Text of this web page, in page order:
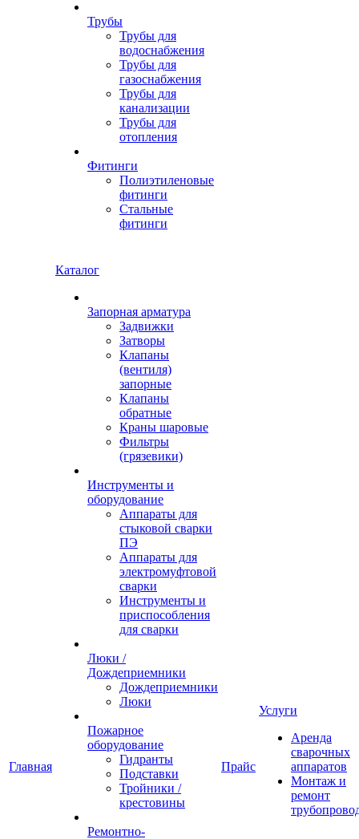
Трубы
Трубы для
водоснабжения
Трубы для
газоснабжения
Трубы для
канализации
Трубы для
отопления
Фитинги
Полиэтиленовые
фитинги
Стальные
фитинги
Главная
Каталог
Запорная арматура
Задвижки
Затворы
Клапаны
(вентиля)
запорные
Клапаны
обратные
Краны шаровые
Фильтры
(грязевики)
Инструменты и
оборудование
Аппараты для
стыковой сварки
ПЭ
Аппараты для
электромуфтовой
сварки
Инструменты и
приспособления
для сварки
Люки /
Дождеприемники
Дождеприемники
Люки
Пожарное
оборудование
Гидранты
Подставки
Тройники /
крестовины
Ремонтно-
Прайс
Услуги
Аренда
сварочных
аппаратов
Монтаж и
ремонт